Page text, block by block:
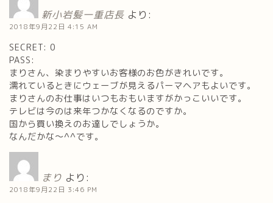
新小岩髪一重店長 より:
2018年9月22日 4:15 AM
SECRET: 0
PASS:
まりさん、染まりやすいお客様のお色がきれいです。
濡れているときにウェーブが見えるパーマヘアもよいです。
まりさんのお仕事はいつもおもいますがかっこいいです。
テレビは今のは来年つかなくなるのですか。
国から買い換えのお達しでしょうか。
なんだかな～^^です。
まり より:
2018年9月22日 3:46 PM